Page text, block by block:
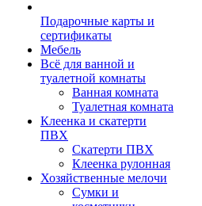
Подарочные карты и
сертификаты
Мебель
Всё для ванной и
туалетной комнаты
Ванная комната
Туалетная комната
Клеенка и скатерти
ПВХ
Скатерти ПВХ
Клеенка рулонная
Хозяйственные мелочи
Сумки и